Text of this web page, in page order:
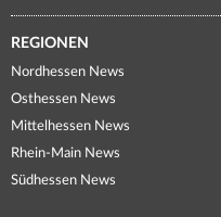
REGIONEN
Nordhessen News
Osthessen News
Mittelhessen News
Rhein-Main News
Südhessen News